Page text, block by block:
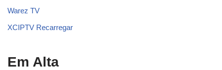
Warez TV
XCIPTV Recarregar
Em Alta